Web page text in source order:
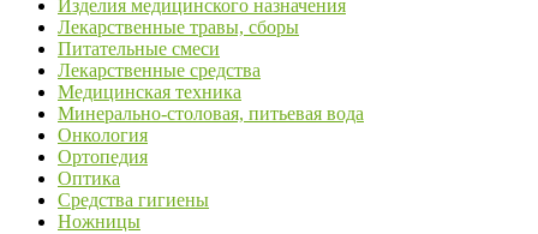
Изделия медицинского назначения
Лекарственные травы, сборы
Питательные смеси
Лекарственные средства
Медицинская техника
Минерально-столовая, питьевая вода
Онкология
Ортопедия
Оптика
Средства гигиены
Ножницы